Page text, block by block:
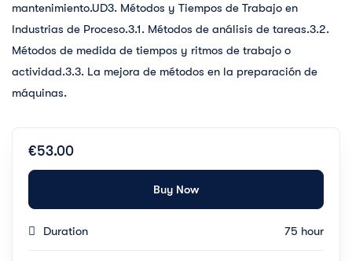
mantenimiento.UD3. Métodos y Tiempos de Trabajo en
Industrias de Proceso.3.1. Métodos de análisis de tareas.3.2.
Métodos de medida de tiempos y ritmos de trabajo o
actividad.3.3. La mejora de métodos en la preparación de
máquinas.
€53.00
Buy Now
Duration 75 hour